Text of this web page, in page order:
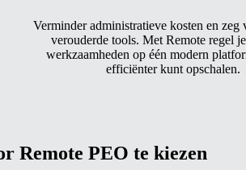
Verminder administratieve kosten en zeg
verouderde tools. Met Remote regel
werkzaamheden op één modern
efficiënter kunt opschalen.
Remote PEO te kiezen